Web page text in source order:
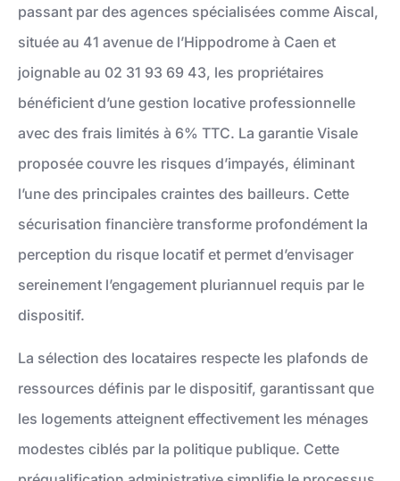
passant par des agences spécialisées comme Aiscal,
située au 41 avenue de l’Hippodrome à Caen et
joignable au 02 31 93 69 43, les propriétaires
bénéficient d’une gestion locative professionnelle
avec des frais limités à 6% TTC. La garantie Visale
proposée couvre les risques d’impayés, éliminant
l’une des principales craintes des bailleurs. Cette
sécurisation financière transforme profondément la
perception du risque locatif et permet d’envisager
sereinement l’engagement pluriannuel requis par le
dispositif.
La sélection des locataires respecte les plafonds de
ressources définis par le dispositif, garantissant que
les logements atteignent effectivement les ménages
modestes ciblés par la politique publique. Cette